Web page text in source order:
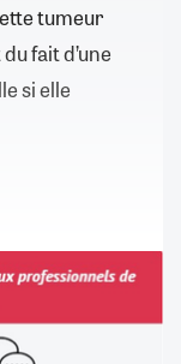
tumeur
fait d’une
si elle